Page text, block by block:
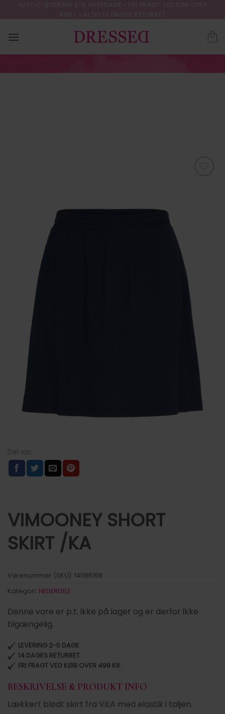
to
content
HURTIG LEVERING 2-5 HVERDAGE • FRI FRAGT VED KØB OVER
499,- • ALTID 14 DAGES RETURRET
VIMOONEY SHORT
SKIRT /KA
Varenummer (SKU): 14085168
Kategori: NEDERDELE
Denne vare er p.t. ikke på lager og er derfor ikke
tilgængelig.
LEVERING 2-5 DAGE
14 DAGES RETURRET
FRI FRAGT VED KØB OVER 499 KR.
BESKRIVELSE & PRODUKT INFO
Lækkert blødt skirt fra VILA med elastik i taljen.